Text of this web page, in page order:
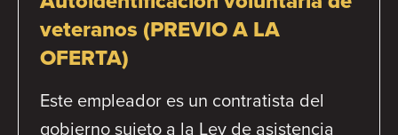
veteranos (PREVIO A LA
OFERTA)
Este empleador es un contratista del
gobierno sujeto a la Ley de asistencia